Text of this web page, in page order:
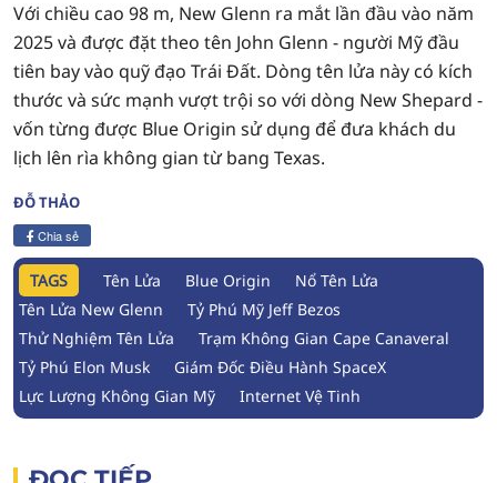
Với chiều cao 98 m, New Glenn ra mắt lần đầu vào năm
2025 và được đặt theo tên John Glenn - người Mỹ đầu
tiên bay vào quỹ đạo Trái Đất. Dòng tên lửa này có kích
thước và sức mạnh vượt trội so với dòng New Shepard -
vốn từng được Blue Origin sử dụng để đưa khách du
lịch lên rìa không gian từ bang Texas.
ĐỖ THẢO
Chia sẻ
TAGS Tên Lửa Blue Origin
Nổ Tên Lửa
Tên Lửa New Glenn
Tỷ Phú Mỹ Jeff Bezos
Thử Nghiệm Tên Lửa
Trạm Không Gian Cape Canaveral
Tỷ Phú Elon Musk
Giám Đốc Điều Hành SpaceX
Lực Lượng Không Gian Mỹ
Internet Vệ Tinh